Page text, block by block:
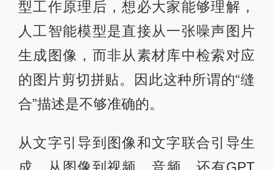
个搭建好的积木房子。模型想要学习
搭建一个新房子，就要先把样品拆解
开，这就是逐步增加噪声的过程。然
后，模型要学会如何搭建每块积木、
学习其中的每一步，这就是逐步去噪
块，到完整房子的复现，也就是从噪